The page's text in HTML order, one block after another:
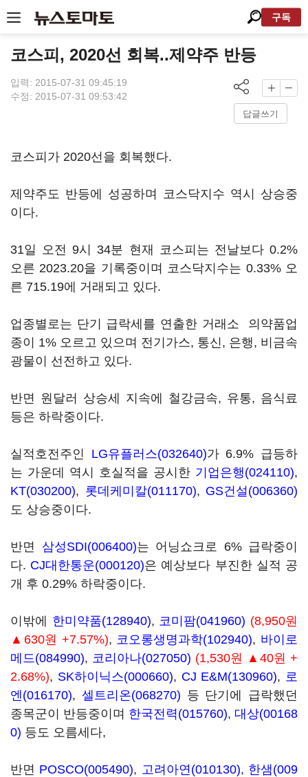
구독
코스피, 2020선 회복..제약주 반등
입력: 2015-07-31 09:45:19
수정: 2015-07-31 09:53:42
답글쓰기
코스피가 2020선을 회복했다.
제약주도 반등에 성공하며 코스닥지수 역시 상승중
이다.
31일 오전 9시 34분 현재 코스피는 전날보다 0.2%
오른 2023.20을 기록중이며 코스닥지수는 0.33% 오
른 715.19에 거래되고 있다.
업종별로는 단기 급락세를 연출한 거래소 의약품업
종이 1% 오르고 있으며 전기가스, 통신, 은행, 비금속
광물이 선전하고 있다.
반면 원달러 상승세 지속에 철강금속, 유통, 음식료
등은 하락중이다.
실적호전주인 LG유플러스(032640)가 6.9% 급등하
는 가운데 역시 호실적을 공시한 기업은행(024110),
KT(030200), 롯데케미칼(011170), GS건설(006360)
도 상승중이다.
반면 삼성SDI(006400)는 어닝쇼크로 6% 급락중이
다. CJ대한통운(000120)은 예상보다 부진한 실적 공
개 후 0.29% 하락중이다.
이밖에 한미약품(128940), 코미팜(041960) (8,950원
▲630원 +7.57%), 코오롱생명과학(102940), 바이로
메드(084990), 코리아나(027050) (1,530원 ▲40원 +
2.68%), SK하이닉스(000660), CJ E&M(130960), 로
엔(016170), 셀트리온(068270) 등 단기에 급락했던
종목군이 반등중이며 한국전력(015760), 대상(00168
0) 등도 오름세다,
반면 POSCO(005490), 고려아연(010130), 한샘(009